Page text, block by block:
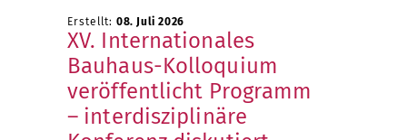
Erstellt: 08. Juli 2026
XV. Internationales
Bauhaus-Kolloquium
veröffentlicht Programm
– interdisziplinäre